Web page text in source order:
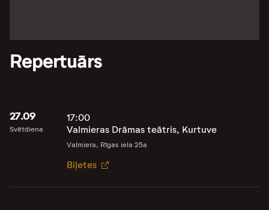
Repertuārs
27.09
Svētdiena
17:00
Valmieras Drāmas teātris, Kurtuve
Valmiera, Rīgas iela 25a
Biļetes